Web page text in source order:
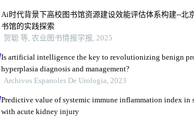
Ai时代背景下高校图书馆资源建设效能评估体系构建--北
书馆的实践探索
贺聪 等, 农业图书情报学报, 2025
Is artificial intelligence the key to revolutionizing benign
hyperplasia diagnosis and management?
Archivos Espanoles De Urologia, 2023
Predictive value of systemic immune inflammation index in
with acute kidney injury